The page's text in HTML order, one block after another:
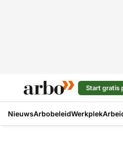
Start gratis
NieuwsArbobeleidWerkplek